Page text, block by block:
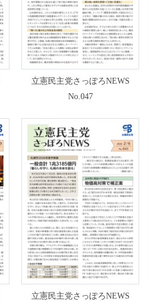
立憲民主党さっぽろNEWS
No.047
立憲民主党さっぽろNEWS